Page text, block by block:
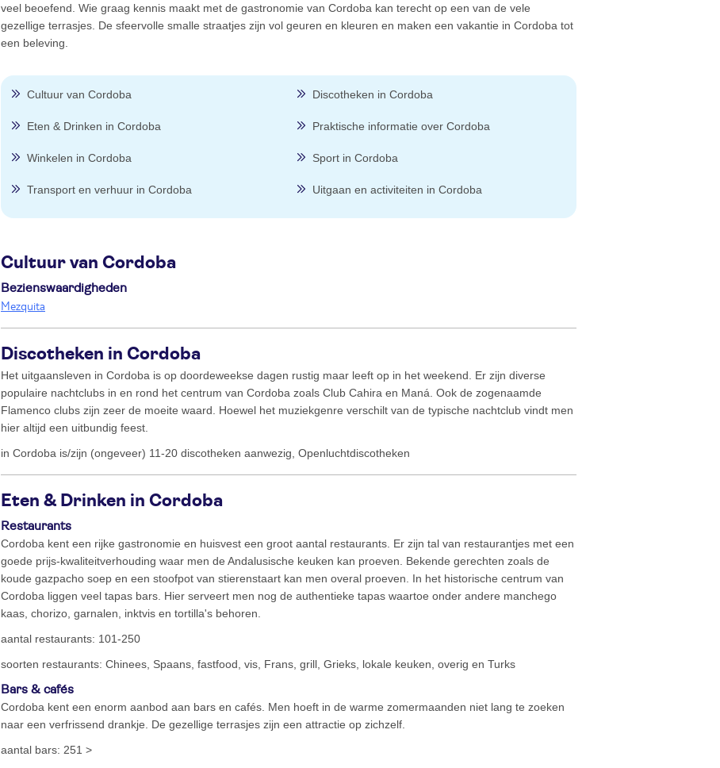
veel beoefend. Wie graag kennis maakt met de gastronomie van Cordoba kan terecht op een van de vele
gezellige terrasjes. De sfeervolle smalle straatjes zijn vol geuren en kleuren en maken een vakantie in Cordoba tot
een beleving.
Cultuur van Cordoba Discotheken in Cordoba
Eten & Drinken in Cordoba Praktische informatie over Cordoba
Winkelen in Cordoba Sport in Cordoba
Transport en verhuur in Cordoba Uitgaan en activiteiten in Cordoba
Cultuur van Cordoba
Bezienswaardigheden
Mezquita
Discotheken in Cordoba
Het uitgaansleven in Cordoba is op doordeweekse dagen rustig maar leeft op in het weekend. Er zijn diverse
populaire nachtclubs in en rond het centrum van Cordoba zoals Club Cahira en Maná. Ook de zogenaamde
Flamenco clubs zijn zeer de moeite waard. Hoewel het muziekgenre verschilt van de typische nachtclub vindt men
hier altijd een uitbundig feest.
in Cordoba is/zijn (ongeveer) 11-20 discotheken aanwezig, Openluchtdiscotheken
Eten & Drinken in Cordoba
Restaurants
Cordoba kent een rijke gastronomie en huisvest een groot aantal restaurants. Er zijn tal van restaurantjes met een
goede prijs-kwaliteitverhouding waar men de Andalusische keuken kan proeven. Bekende gerechten zoals de
koude gazpacho soep en een stoofpot van stierenstaart kan men overal proeven. In het historische centrum van
Cordoba liggen veel tapas bars. Hier serveert men nog de authentieke tapas waartoe onder andere manchego
kaas, chorizo, garnalen, inktvis en tortilla's behoren.
aantal restaurants: 101-250
soorten restaurants: Chinees, Spaans, fastfood, vis, Frans, grill, Grieks, lokale keuken, overig en Turks
Bars & cafés
Cordoba kent een enorm aanbod aan bars en cafés. Men hoeft in de warme zomermaanden niet lang te zoeken
naar een verfrissend drankje. De gezellige terrasjes zijn een attractie op zichzelf.
aantal bars: 251 >